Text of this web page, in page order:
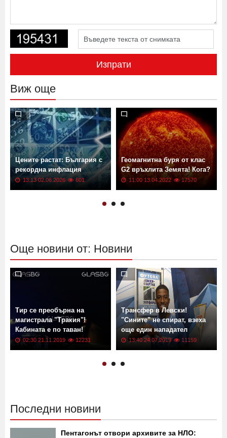
Изпрати
Виж още
Цените растат: България с
рекордна инфлация
13:13 02.06.2026 601
Геомагнитна буря от клас
G2 връхлита Земята! Кога?
11:00 13.04.2022 17570
Още новини от: Новини
Тир се преобърна на
магистрала "Тракия"!
Кабината е по таван!
02:30 21.11.2019 12231
Трансфер в Левски!
"Сините" не спират, взеха
още един нападател
13:40 24.07.2019 11159
Последни новини
Пентагонът отвори архивите за НЛО: